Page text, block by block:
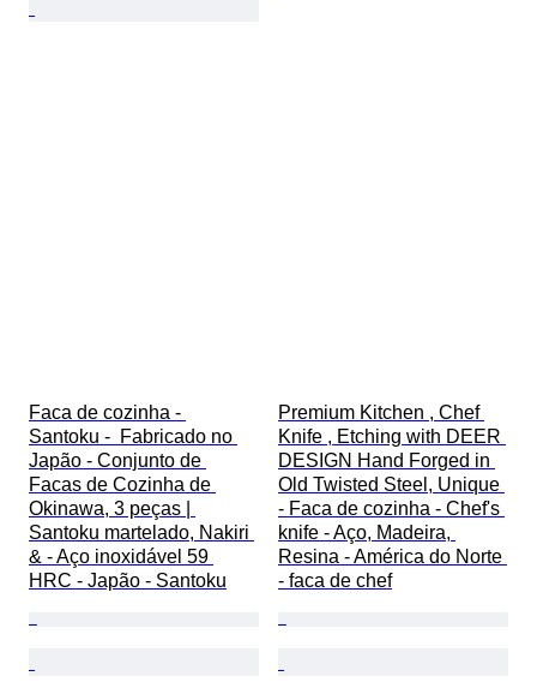
Faca de cozinha -
Santoku -  Fabricado no
Japão - Conjunto de
Facas de Cozinha de
Okinawa, 3 peças |
Santoku martelado, Nakiri
& - Aço inoxidável 59
HRC - Japão - Santoku
Premium Kitchen , Chef
Knife , Etching with DEER
DESIGN Hand Forged in
Old Twisted Steel, Unique
- Faca de cozinha - Chef's
knife - Aço, Madeira,
Resina - América do Norte
- faca de chef